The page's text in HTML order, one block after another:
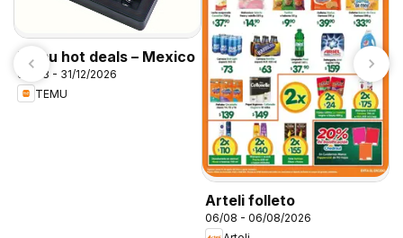
Temu hot deals – Mexico
06/08 - 31/12/2026
TEMU
Arteli folleto
06/08 - 06/08/2026